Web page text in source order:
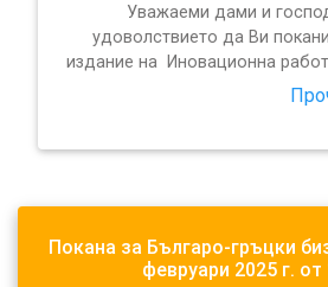
Уважаеми дами и
удоволствието да Ви
издание на Иновационна
Покана за Българо-гръцки
февруари 2025 г. от